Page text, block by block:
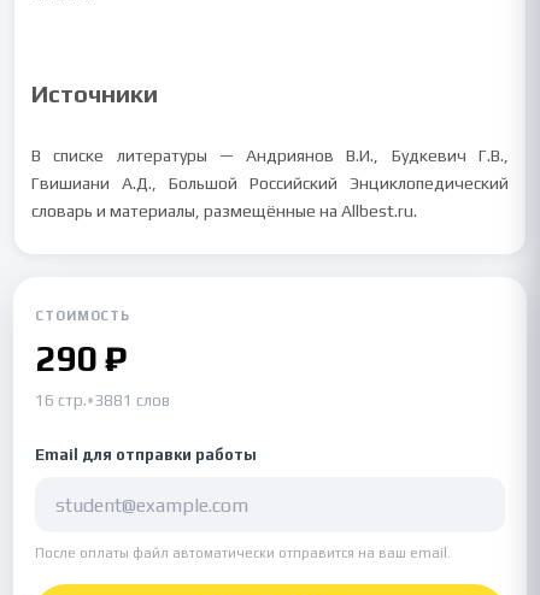
Источники
В списке литературы — Андриянов В.И., Будкевич Г.В.,
Гвишиани А.Д., Большой Российский Энциклопедический
словарь и материалы, размещённые на Allbest.ru.
СТОИМОСТЬ
290 ₽
16 стр.•3881 слов
Email для отправки работы
После оплаты файл автоматически отправится на ваш email.